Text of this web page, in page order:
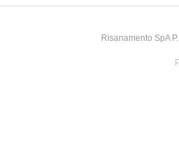
Risanamento SpA